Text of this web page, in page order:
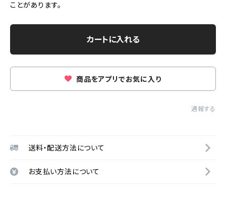
ことがあります。
カートに入れる
商品をアプリでお気に入り
通報する
送料・配送方法について
お支払い方法について